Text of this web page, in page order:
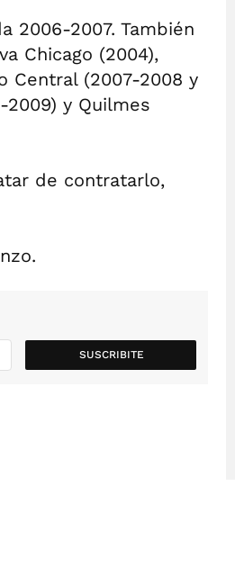
2006-2007. También
Chicago (2004),
Central (2007-2008 y
2009) y Quilmes
de contratarlo,
SUSCRIBITE